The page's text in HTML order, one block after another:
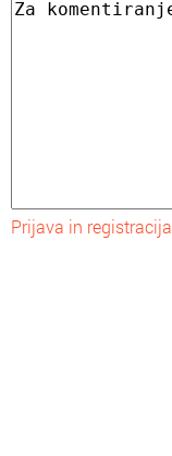
Prijava in registracija